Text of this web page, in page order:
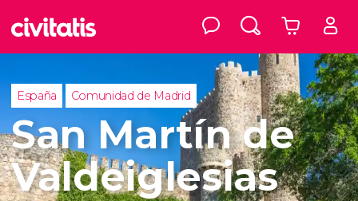
España Comunidad de Madrid
San Martín de
Valdeiglesias